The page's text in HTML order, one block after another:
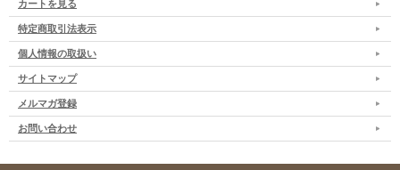
カートを見る
特定商取引法表示
個人情報の取扱い
サイトマップ
メルマガ登録
お問い合わせ